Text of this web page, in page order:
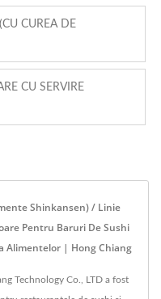
CUREA DE
CU SERVIRE
Shinkansen) / Linie
Pentru Baruri De Sushi
Alimentelor | Hong Chiang
Technology Co., LTD a fost